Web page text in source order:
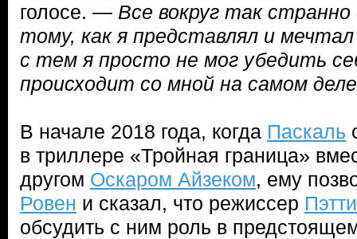
голосе. — Все вокруг так
тому, как я представлял и
с тем я просто не мог убедить
происходит со мной на самом
В начале 2018 года, когда Паскаль
в триллере «Тройная граница»
другом Оскаром Айзеком, ему
Ровен и сказал, что режиссер
обсудить с ним роль в